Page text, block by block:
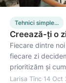
Tehnici simple...
Creează-ți o
Fiecare dintre
fiecare zi
prioritizăm și
de planificare,
Larisa Tînc· 14 Oct